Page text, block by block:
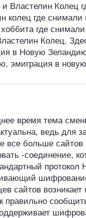
Властелин Колец
колец где снимали
где
Колец.
в Новую
эмиграция в
время тема
ведь для
все больше
-соединение,
протокол
сайтов
правильно